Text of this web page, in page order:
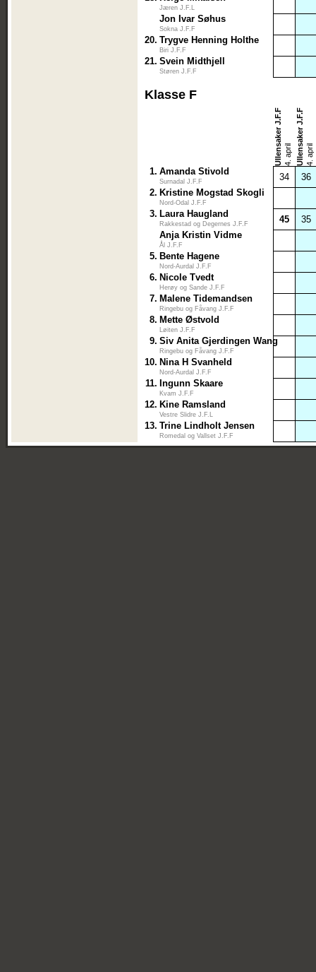
Jæren J.F.L
Jon Ivar Søhus
Sokna J.F.F
20. Trygve Henning Holthe
Biri J.F.F
21. Svein Midthjell
Støren J.F.F
Klasse F
Ullensaker J.F.F 4. april Ullensaker J.F.F 4. april
1. Amanda Stivold
Surnadal J.F.F 34
36
2. Kristine Mogstad Skogli
Nord-Odal J.F.F
3. Laura Haugland
Rakkestad og Degernes J.F.F 45
35
Anja Kristin Vidme
Ål J.F.F
5. Bente Hagene
Nord-Aurdal J.F.F
6. Nicole Tvedt
Herøy og Sande J.F.F
7. Malene Tidemandsen
Ringebu og Fåvang J.F.F
8. Mette Østvold
Løiten J.F.F
9. Siv Anita Gjerdingen Wang
Ringebu og Fåvang J.F.F
10. Nina H Svanheld
Nord-Aurdal J.F.F
11. Ingunn Skaare
Kvam J.F.F
12. Kine Ramsland
Vestre Slidre J.F.L
13. Trine Lindholt Jensen
Romedal og Vallset J.F.F